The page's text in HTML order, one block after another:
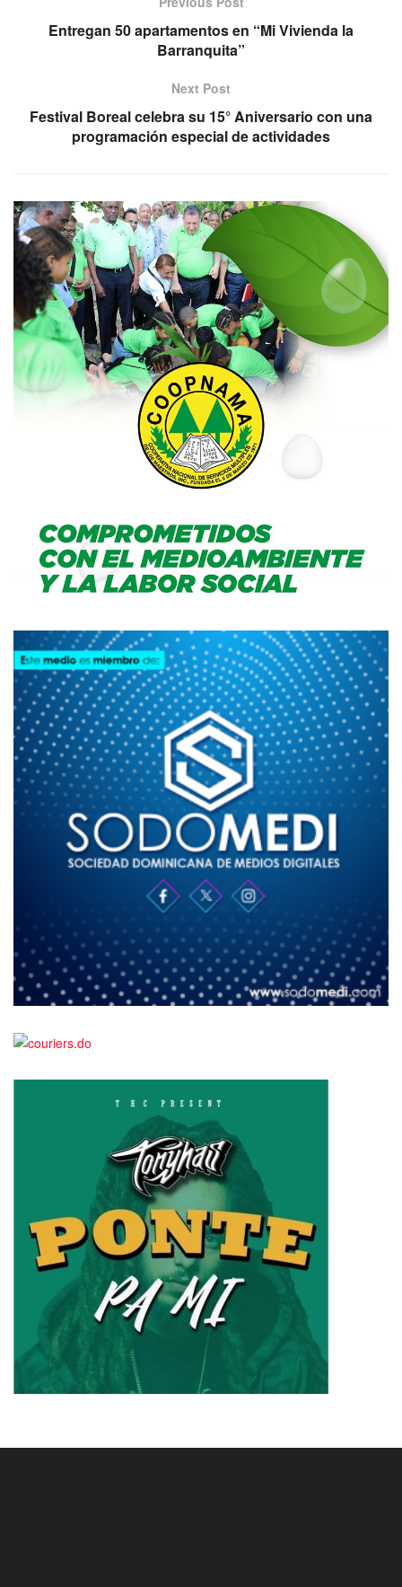
Entregan 50 apartamentos en “Mi Vivienda la
Barranquita”
Next Post
Festival Boreal celebra su 15° Aniversario con una
programación especial de actividades